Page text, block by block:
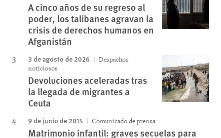
A cinco años de su regreso al
poder, los talibanes agravan la
crisis de derechos humanos en
Afganistán
3 de agosto de 2026
Despachos
noticiosos
Devoluciones aceleradas tras
la llegada de migrantes a
Ceuta
9 de junio de 2015 Comunicado de prensa
Matrimonio infantil: graves secuelas para